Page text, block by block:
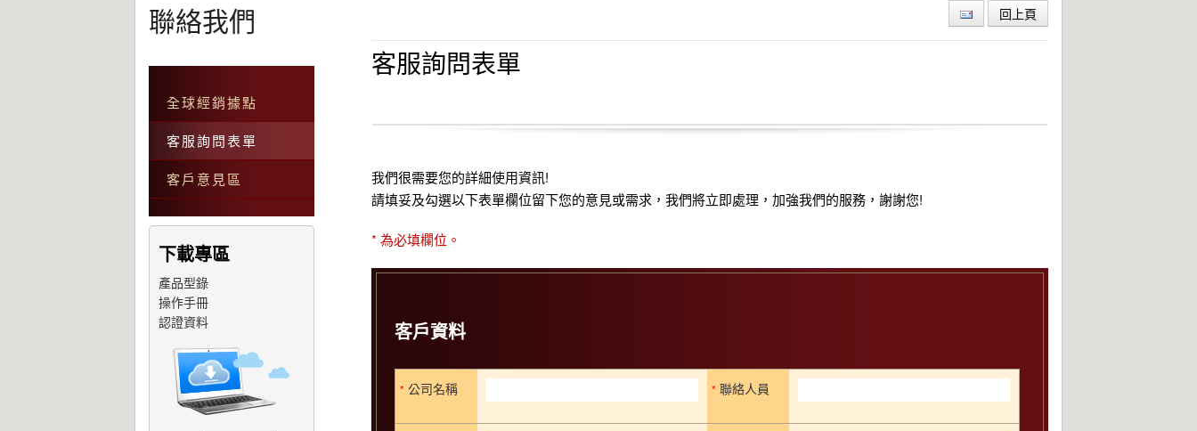
回上頁
客服詢問表單
我們很需要您的詳細使用資訊!
請填妥及勾選以下表單欄位留下您的意見或需求，我們將立即處理，加強我們的服務，謝謝您!
* 為必填欄位。
客戶資料
* 公司名稱 * 聯絡人員
聯絡我們
全球經銷據點
客服詢問表單
客戶意見區
下載專區
產品型錄
操作手冊
認證資料